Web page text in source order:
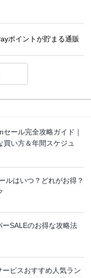
ポイントが貯まる通販
セール完全攻略ガイド｜
い方＆年間スケジュ
ルはいつ？どれがお得？
ーSALEのお得な攻略法
ービスおすすめ人気ラン